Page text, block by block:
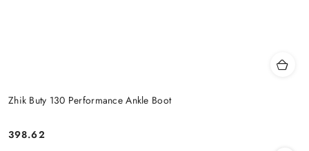
Zhik Buty 130 Performance Ankle Boot
Cena:
398.62